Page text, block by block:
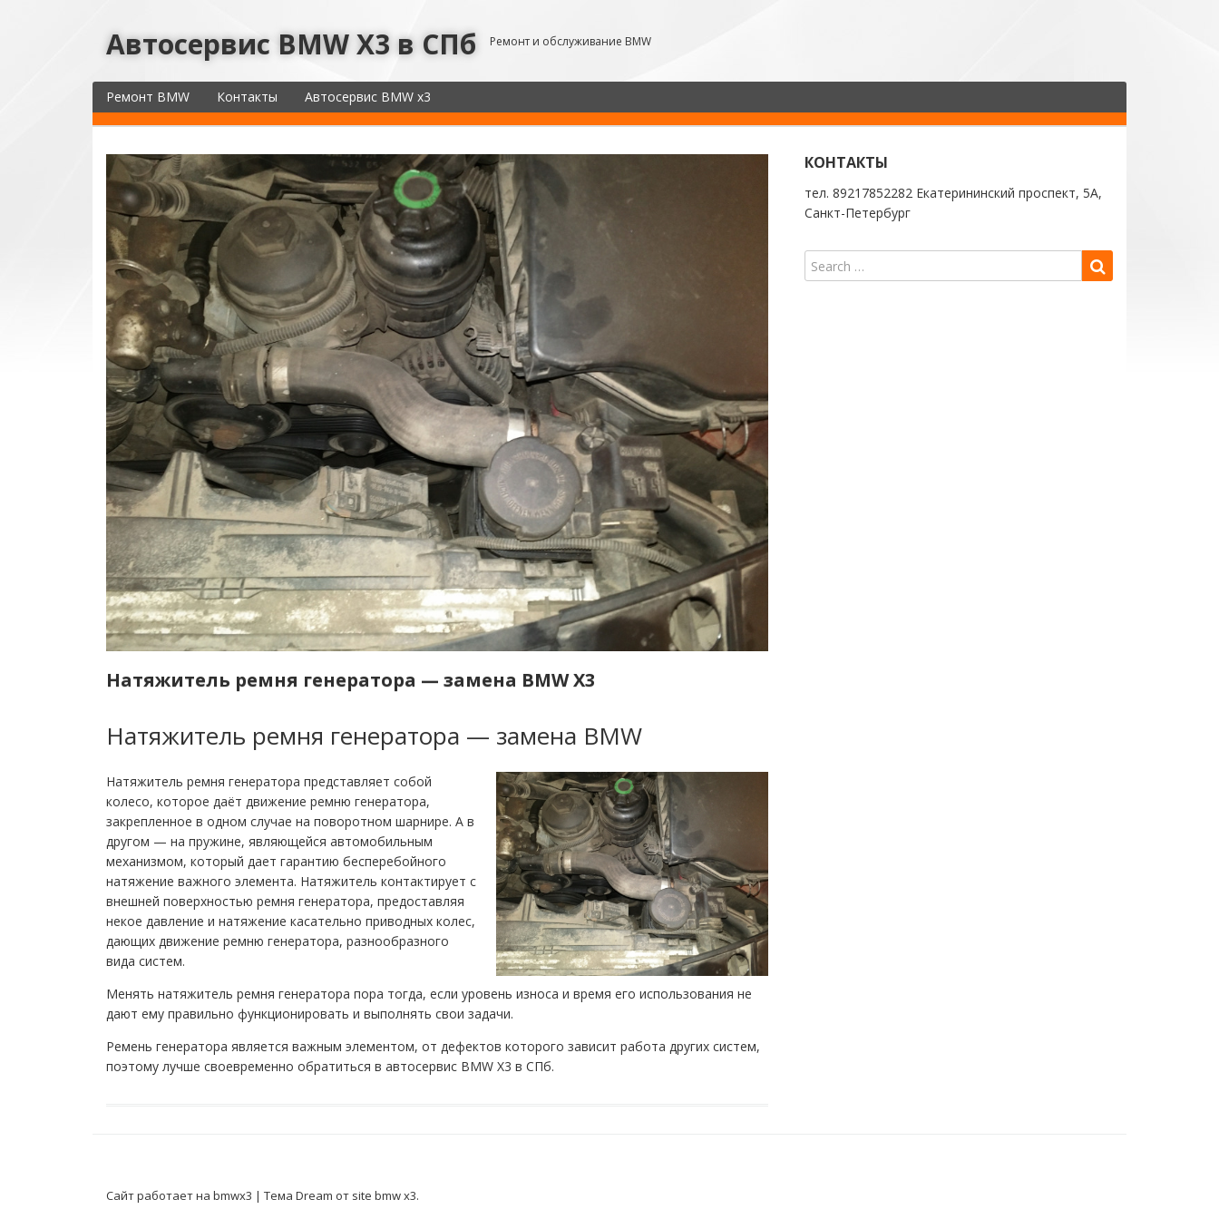
Автосервис BMW X3 в СПб Ремонт и обслуживание BMW
Ремонт BMW Контакты Автосервис BMW x3
Натяжитель ремня генератора — замена BMW X3
Натяжитель ремня генератора — замена BMW
Натяжитель ремня генератора представляет собой
колесо, которое даёт движение ремню генератора,
закрепленное в одном случае на поворотном шарнире. А в
другом — на пружине, являющейся автомобильным
механизмом, который дает гарантию бесперебойного
натяжение важного элемента. Натяжитель контактирует с
внешней поверхностью ремня генератора, предоставляя
некое давление и натяжение касательно приводных колес,
дающих движение ремню генератора, разнообразного
вида систем.
Менять натяжитель ремня генератора пора тогда, если уровень износа и время его использования не
дают ему правильно функционировать и выполнять свои задачи.
Ремень генератора является важным элементом, от дефектов которого зависит работа других систем,
поэтому лучше своевременно обратиться в автосервис BMW X3 в СПб.
КОНТАКТЫ
тел. 89217852282 Екатерининский проспект, 5А,
Санкт-Петербург
Сайт работает на bmwx3 | Тема Dream от site bmw x3.